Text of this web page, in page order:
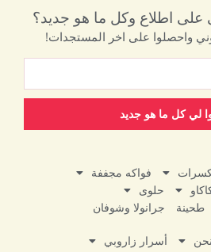
اطلاع وكل ما هو جديد؟
واحصلوا على اخر المستجدات!
لي كل ما هو جديد
فواكه مجففة
حلوى
طحينة جرانولا وشوفان
أسرار زاروبي